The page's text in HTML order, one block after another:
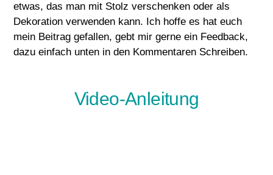
etwas, das man mit Stolz verschenken oder als
Dekoration verwenden kann. Ich hoffe es hat euch
mein Beitrag gefallen, gebt mir gerne ein Feedback,
dazu einfach unten in den Kommentaren Schreiben.
Video-Anleitung